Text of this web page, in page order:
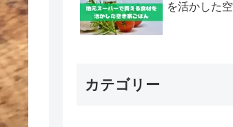
を活かした
カテゴリー